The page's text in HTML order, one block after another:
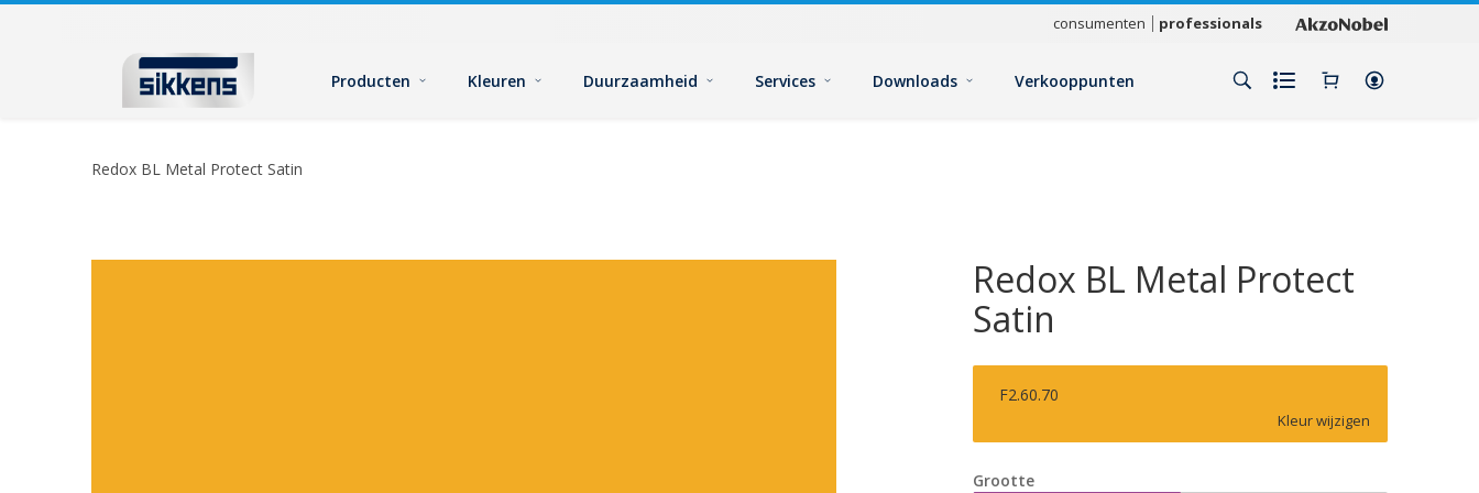
consumenten professionals
Producten Kleuren Duurzaamheid Services Downloads Verkooppunten
Redox BL Metal Protect Satin
Redox BL Metal Protect
Satin
F2.60.70
Kleur wijzigen
Grootte